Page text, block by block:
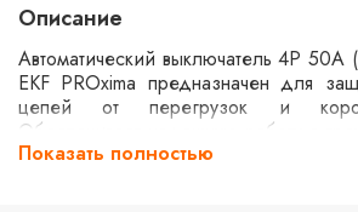
Описание
Автоматический выключатель 4P
EKF PROxima предназначен для
цепей от перегрузок и
Обеспечивает надежную работу в
номинальным током до 50 ампер.
Показать полностью